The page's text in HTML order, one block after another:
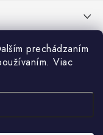
prechádzaním
Viac